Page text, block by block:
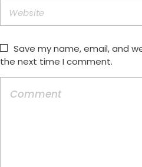
Save my name, email, and
the next time I comment.